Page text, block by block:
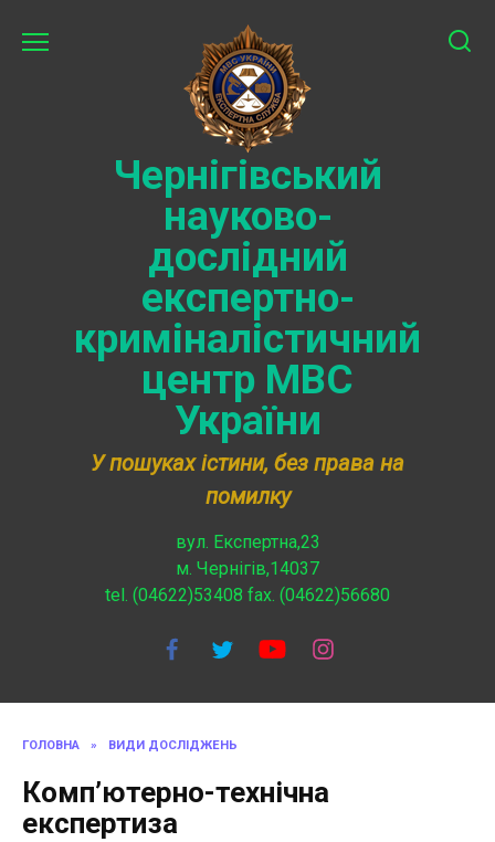
Чернігівський
науково-
дослідний
експертно-
криміналістичний
центр МВС
України
У пошуках істини, без права на
помилку
вул. Експертна,23
м. Чернігів,14037
tel. (04622)53408 fax. (04622)56680
ГОЛОВНА » ВИДИ ДОСЛІДЖЕНЬ
Комп’ютерно-технічна
експертиза